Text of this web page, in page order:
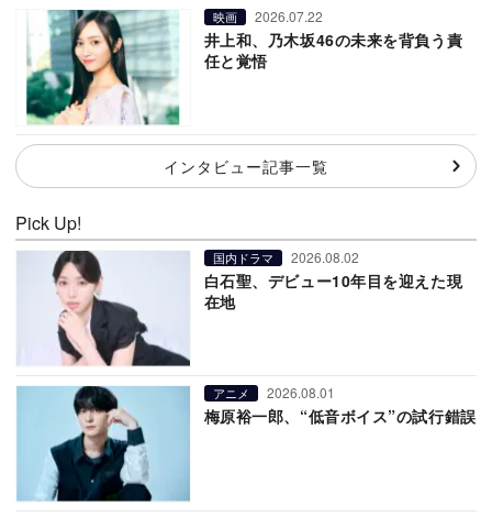
映画 2026.07.22
井上和、乃木坂46の未来を背負う責
任と覚悟
インタビュー記事一覧
Pick Up!
国内ドラマ 2026.08.02
白石聖、デビュー10年目を迎えた現
在地
アニメ 2026.08.01
梅原裕一郎、“低音ボイス”の試行錯誤